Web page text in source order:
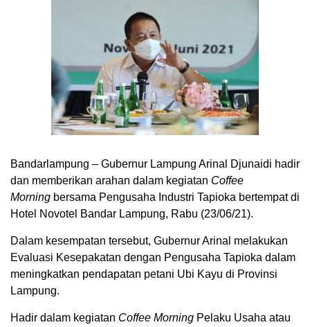
Bandarlampung – Gubernur Lampung Arinal Djunaidi hadir
dan memberikan arahan dalam kegiatan Coffee
Morning bersama Pengusaha Industri Tapioka bertempat di
Hotel Novotel Bandar Lampung, Rabu (23/06/21).
Dalam kesempatan tersebut, Gubernur Arinal melakukan
Evaluasi Kesepakatan dengan Pengusaha Tapioka dalam
meningkatkan pendapatan petani Ubi Kayu di Provinsi
Lampung.
Hadir dalam kegiatan Coffee Morning Pelaku Usaha atau